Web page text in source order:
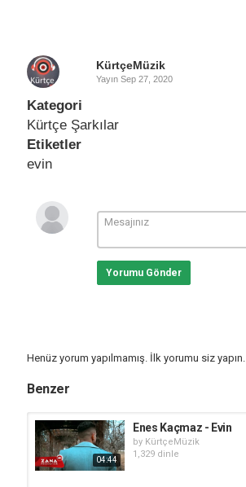
KürtçeMüzik
Yayın Sep 27, 2020
Kategori
Kürtçe Şarkılar
Etiketler
evin
Yorumu Gönder
Henüz yorum yapılmamış. İlk yorumu siz yapın.
Benzer
04:44
Enes Kaçmaz - Evin
by KürtçeMüzik
1,329 dinle